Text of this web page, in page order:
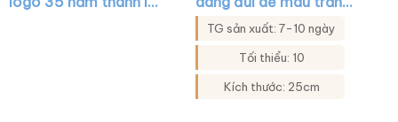
họa tiết hoa bồ công
anh XG-LH33
TG sản xuất: 7-10 ngày
Tối thiểu: 10
Kích thước: 25cm